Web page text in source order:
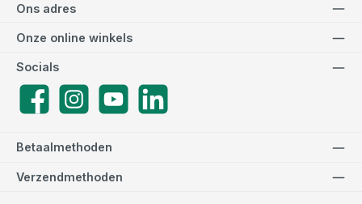
Betaalmethoden
Verzendmethoden
Ons adres
Socials
FacebookInstagramYouTube
Onze online winkels